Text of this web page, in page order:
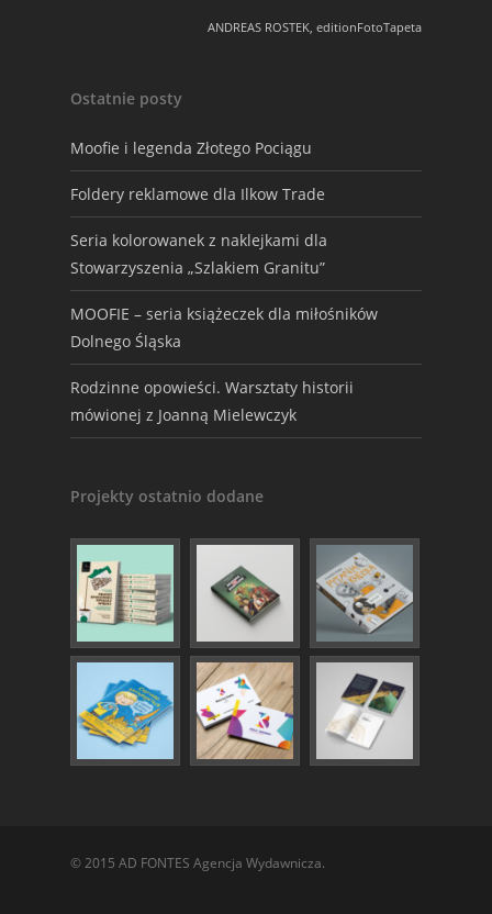
ANDREAS ROSTEK, editionFotoTapeta
Ostatnie posty
Moofie i legenda Złotego Pociągu
Foldery reklamowe dla Ilkow Trade
Seria kolorowanek z naklejkami dla
Stowarzyszenia „Szlakiem Granitu”
MOOFIE – seria książeczek dla miłośników
Dolnego Śląska
Rodzinne opowieści. Warsztaty historii
mówionej z Joanną Mielewczyk
Projekty ostatnio dodane
© 2015 AD FONTES Agencja Wydawnicza.